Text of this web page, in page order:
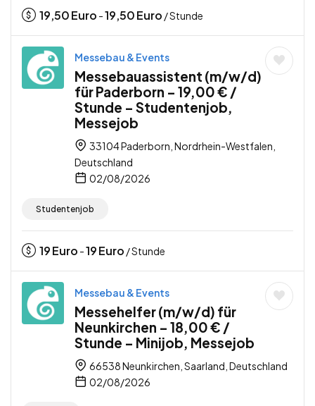
19,50Euro -19,50Euro / Stunde
Messebau & Events
Messebauassistent (m/w/d)
für Paderborn – 19,00 € /
Stunde – Studentenjob,
Messejob
33104 Paderborn, Nordrhein-Westfalen,
Deutschland
02/08/2026
Studentenjob
19Euro -19Euro / Stunde
Messebau & Events
Messehelfer (m/w/d) für
Neunkirchen – 18,00 € /
Stunde – Minijob, Messejob
66538 Neunkirchen, Saarland, Deutschland
02/08/2026